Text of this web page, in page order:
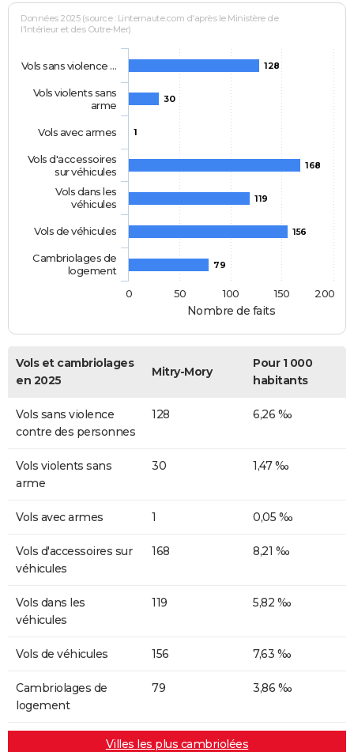
Nombre de faits
Données 2025 (source : Linternaute.com d'après le Ministère de
l'Intérieur et des Outre-Mer)
128
30
1
168
119
156
79
Vols sans violence …
Vols violents sans
arme
Vols avec armes
Vols d'accessoires
sur véhicules
Vols dans les
véhicules
Vols de véhicules
Cambriolages de
logement
0
50 100 150 200
Vols et cambriolages
en 2025
Mitry-Mory
Pour 1 000
habitants
Vols sans violence
contre des personnes
128 6,26 ‰
Vols violents sans
arme
30 1,47 ‰
Vols avec armes 1 0,05 ‰
Vols d'accessoires sur
véhicules
168 8,21 ‰
Vols dans les
véhicules
119 5,82 ‰
Vols de véhicules 156 7,63 ‰
Cambriolages de
logement
79 3,86 ‰
Villes les plus cambriolées